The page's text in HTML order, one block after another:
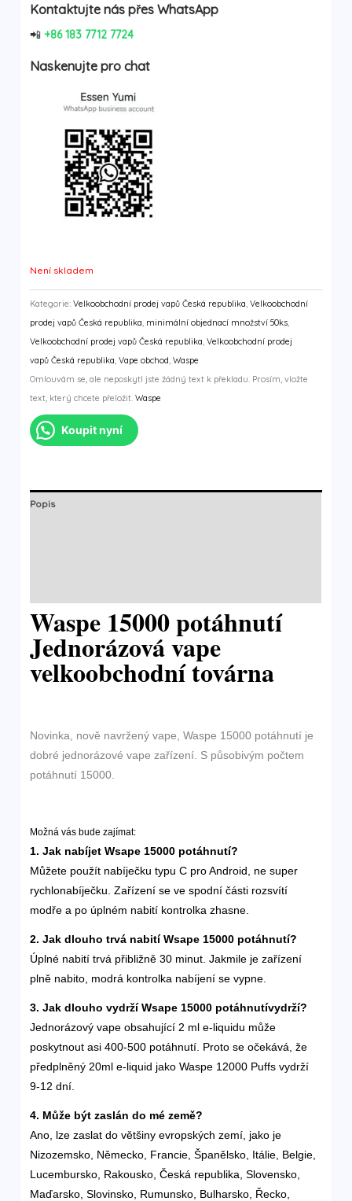
Kontaktujte nás přes WhatsApp
📲+86 183 7712 7724
Naskenujte pro chat
Není skladem
Kategorie:Velkoobchodní prodej vapů Česká republika,Velkoobchodní
prodej vapů Česká republika, minimální objednací množství 50ks,
Velkoobchodní prodej vapů Česká republika,Velkoobchodní prodej
vapů Česká republika,Vape obchod,Waspe
Omlouvám se, ale neposkytl jste žádný text k překladu. Prosím, vložte
text, který chcete přeložit.Waspe
Koupit nyní
Popis
Waspe 15000 potáhnutí
Jednorázová vape
velkoobchodní továrna
Novinka, nově navržený vape, Waspe 15000 potáhnutí je
dobré jednorázové vape zařízení. S působivým počtem
potáhnutí 15000.
Možná vás bude zajímat:
1. Jak nabíjet Wsape 15000 potáhnutí?
Můžete použít nabíječku typu C pro Android, ne super
rychlonabíječku. Zařízení se ve spodní části rozsvítí
modře a po úplném nabití kontrolka zhasne.
2. Jak dlouho trvá nabitíWsape 15000 potáhnutí?
Úplné nabití trvá přibližně 30 minut. Jakmile je zařízení
plně nabito, modrá kontrolka nabíjení se vypne.
3. Jak dlouho vydržíWsape 15000 potáhnutívydrží?
Jednorázový vape obsahující 2 ml e-liquidu může
poskytnout asi 400-500 potáhnutí. Proto se očekává, že
předplněný 20ml e-liquid jako Waspe 12000 Puffs vydrží
9-12 dní.
4. Může být zaslán do mé země?
Ano, lze zaslat do většiny evropských zemí, jako je
Nizozemsko, Německo, Francie, Španělsko, Itálie, Belgie,
Lucembursko, Rakousko, Česká republika, Slovensko,
Maďarsko, Slovinsko, Rumunsko, Bulharsko, Řecko,